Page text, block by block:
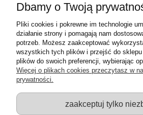
powiadom o
Warunki zakupów
Moje konto
Informacje o
Sklep z zabawkami Łódź :: Hurownia
Dbamy o Twoją
Pliki cookies i pokrewne im technologie
działanie strony i pomagają nam
potrzeb. Możesz zaakceptować
wszystkich tych plików i przejść do
plików do swoich preferencji, wybierając
Więcej o plikach cookies przeczytasz w
prywatności.
zaakceptuj tylko